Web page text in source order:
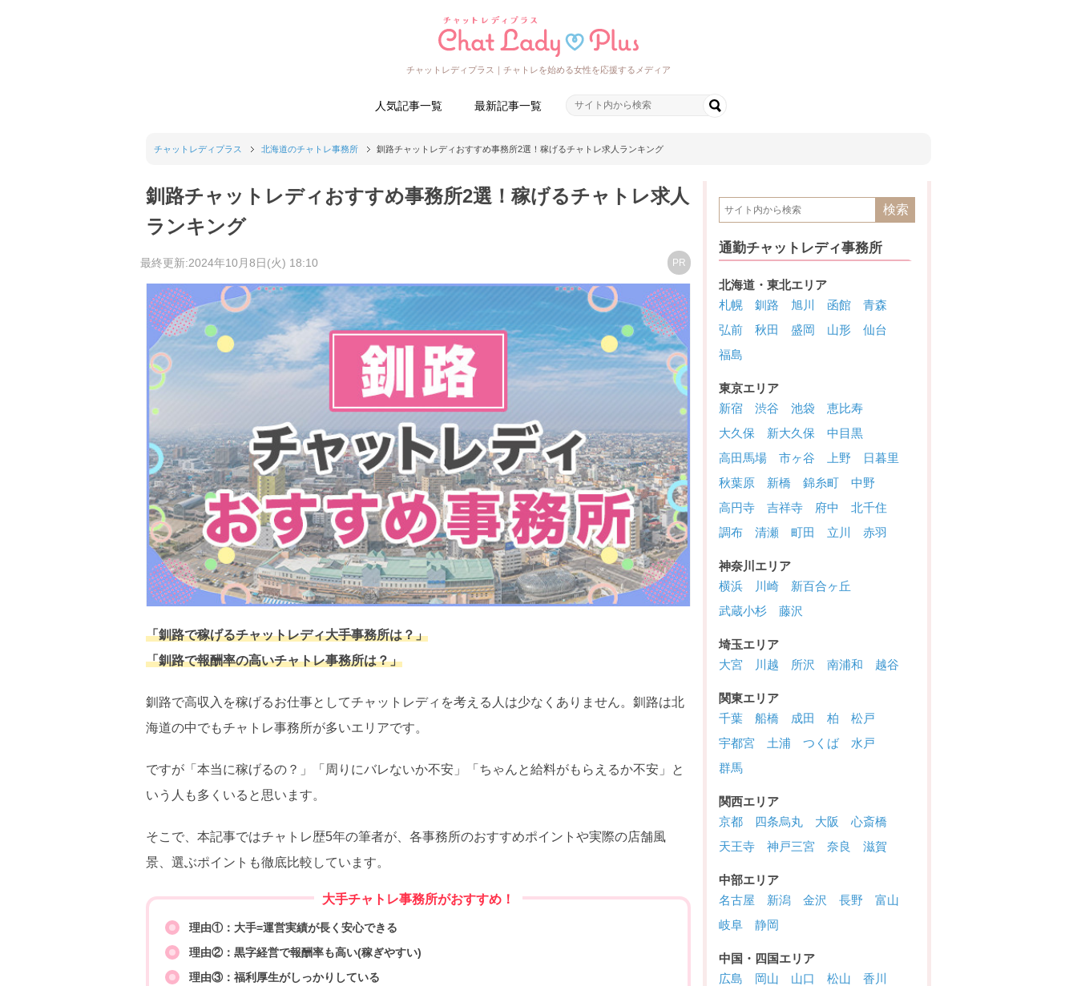
チャットレディプラス｜チャトレを始める女性を応援するメディア
人気記事一覧 最新記事一覧
チャットレディプラス 北海道のチャトレ事務所 釧路チャットレディおすすめ事務所2選！稼げるチャトレ求人ランキング
釧路チャットレディおすすめ事務所2選！稼げるチャトレ求人
ランキング
最終更新:2024年10月8日(火) 18:10 PR
「釧路で稼げるチャットレディ大手事務所は？」
「釧路で報酬率の高いチャトレ事務所は？」
釧路で高収入を稼げるお仕事としてチャットレディを考える人は少なくありません。釧路は北
海道の中でもチャトレ事務所が多いエリアです。
ですが「本当に稼げるの？」「周りにバレないか不安」「ちゃんと給料がもらえるか不安」と
いう人も多くいると思います。
そこで、本記事ではチャトレ歴5年の筆者が、各事務所のおすすめポイントや実際の店舗風
景、選ぶポイントも徹底比較しています。
大手チャトレ事務所がおすすめ！
理由①：大手=運営実績が長く安心できる
理由②：黒字経営で報酬率も高い(稼ぎやすい)
理由③：福利厚生がしっかりしている
通勤チャットレディ事務所
北海道・東北エリア
札幌
釧路 旭川 函館
青森
弘前
秋田 盛岡 山形
仙台
福島
東京エリア
新宿
渋谷 池袋
恵比寿
大久保
新大久保
中目黒
高田馬場
市ヶ谷 上野
日暮里
秋葉原
新橋 錦糸町
中野
高円寺
吉祥寺 府中
北千住
調布
清瀬 町田 立川 赤羽
神奈川エリア
横浜
川崎
新百合ヶ丘
武蔵小杉
藤沢
埼玉エリア
大宮
川越 所沢 南浦和 越谷
関東エリア
千葉
船橋 成田 柏
松戸
宇都宮
土浦 つくば
水戸
群馬
関西エリア
京都
四条烏丸 大阪
心斎橋
天王寺
神戸三宮 奈良 滋賀
中部エリア
名古屋
新潟 金沢 長野
富山
岐阜
静岡
中国・四国エリア
広島
岡山 山口 松山 香川